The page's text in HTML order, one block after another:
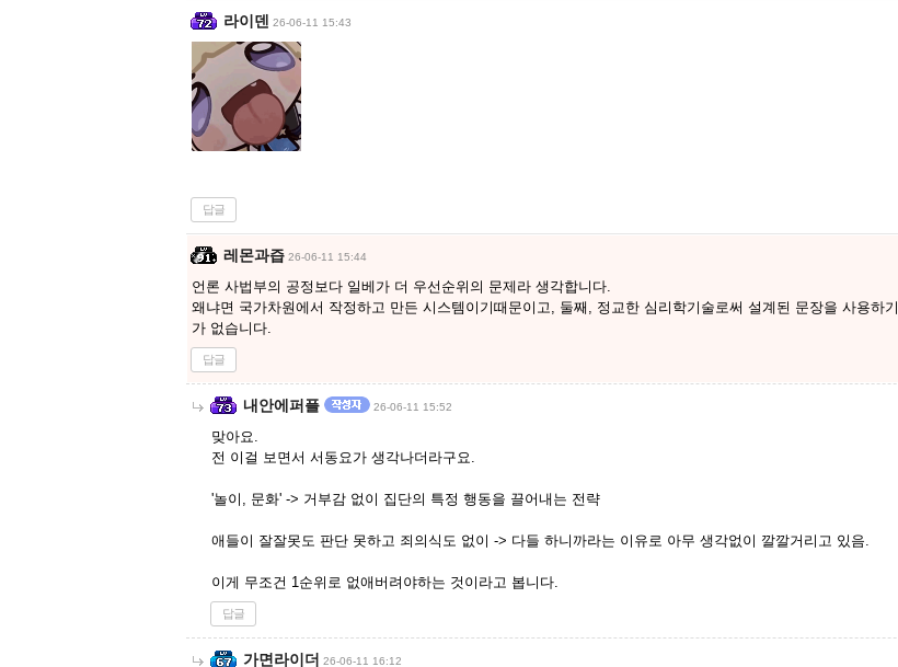
라이덴 26-06-11 15:43
답글
레몬과즙 26-06-11 15:44
언론 사법부의 공정보다 일베가 더 우선순위의 문제라 생각합니다.
왜냐면 국가차원에서 작정하고 만든 시스템이기때문이고, 둘째, 정교한 심리학기술로써 설계된 문장을 사용하
가 없습니다.
답글
내안에퍼플 26-06-11 15:52
맞아요.
전 이걸 보면서 서동요가 생각나더라구요.
'놀이, 문화' -> 거부감 없이 집단의 특정 행동을 끌어내는 전략
애들이 잘잘못도 판단 못하고 죄의식도 없이 -> 다들 하니까라는 이유로 아무 생각없이 깔깔거리고 있음.
이게 무조건 1순위로 없애버려야하는 것이라고 봅니다.
답글
가면라이더 26-06-11 16:12